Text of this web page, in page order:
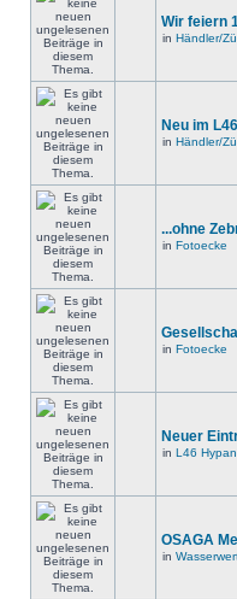
Wir feiern
in Händler/
Neu im
in Händler/
...ohne
in Fotoecke
in Fotoecke
Neuer
in L46
OSAGA
in